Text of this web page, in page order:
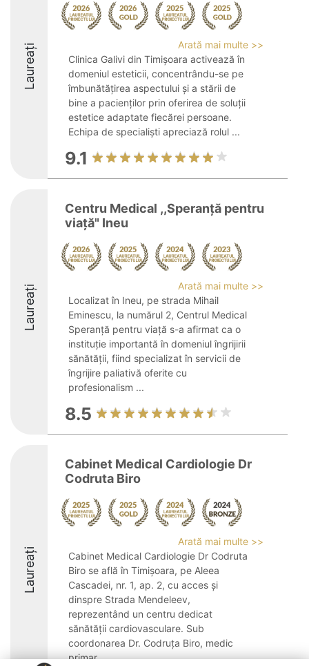
Laureați
Arată mai multe >>
Clinica Galivi din Timișoara activează în
domeniul esteticii, concentrându-se pe
îmbunătățirea aspectului și a stării de
bine a pacienților prin oferirea de soluții
estetice adaptate fiecărei persoane.
Echipa de specialiști apreciază rolul ...
9.1
Laureați
Centru Medical ,,Speranță pentru
viață" Ineu
Arată mai multe >>
Localizat în Ineu, pe strada Mihail
Eminescu, la numărul 2, Centrul Medical
Speranță pentru viață s-a afirmat ca o
instituție importantă în domeniul îngrijirii
sănătății, fiind specializat în servicii de
îngrijire paliativă oferite cu
profesionalism ...
8.5
Laureați
Cabinet Medical Cardiologie Dr
Codruta Biro
Arată mai multe >>
Cabinet Medical Cardiologie Dr Codruta
Biro se află în Timișoara, pe Aleea
Cascadei, nr. 1, ap. 2, cu acces și
dinspre Strada Mendeleev,
reprezentând un centru dedicat
sănătății cardiovasculare. Sub
coordonarea Dr. Codruța Biro, medic
primar ...